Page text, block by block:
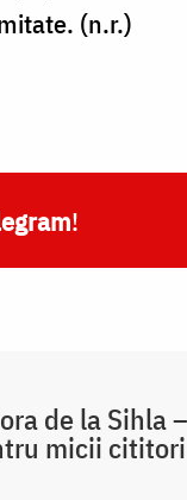
(n.r.)
!
de la Sihla
micii cititori